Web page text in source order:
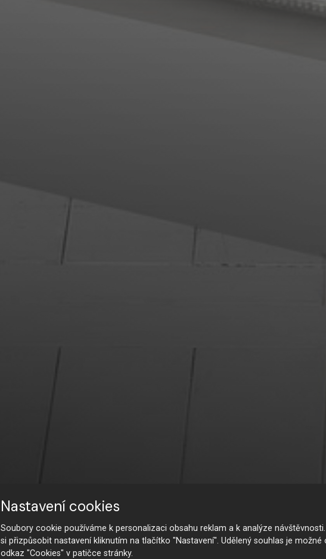
Nastavení cookies
Soubory cookie používáme k personalizaci obsahu reklam a k analýze
si přizpůsobit nastavení kliknutím na tlačítko "Nastavení". Udělený souhlas je
odkaz "Cookies" v patičce stránky.